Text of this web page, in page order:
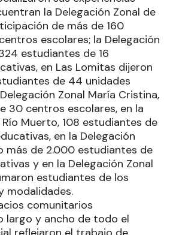
la Delegación Zonal de
de más de 160
escolares; la Delegación
estudiantes de 16
en Las Lomitas dijeron
de 44 unidades
Zonal María Cristina,
30 centros escolares, en la
Muerto, 108 estudiantes de
en la Delegación
más de 2.000 estudiantes de
y en la Delegación Zonal
estudiantes de los
modalidades.
comunitarios
largo y ancho de todo el